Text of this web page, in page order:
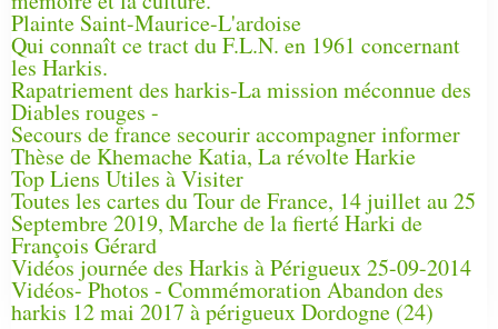
Plainte Saint-Maurice-L'ardoise
Qui connaît ce tract du F.L.N. en 1961 concernant
les Harkis.
Rapatriement des harkis-La mission méconnue des
Diables rouges -
Secours de france secourir accompagner informer
Thèse de Khemache Katia, La révolte Harkie
Top Liens Utiles à Visiter
Toutes les cartes du Tour de France, 14 juillet au 25
Septembre 2019, Marche de la fierté Harki de
François Gérard
Vidéos journée des Harkis à Périgueux 25-09-2014
Vidéos- Photos - Commémoration Abandon des
harkis 12 mai 2017 à périgueux Dordogne (24)